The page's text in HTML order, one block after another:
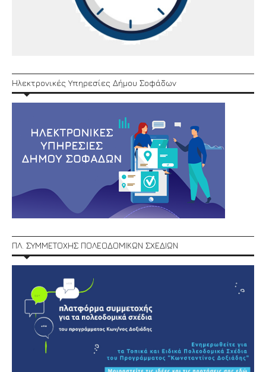
Ηλεκτρονικές Υπηρεσίες Δήμου Σοφάδων
ΠΛ. ΣΥΜΜΕΤΟΧΗΣ ΠΟΛΕΟΔΟΜΙΚΩΝ ΣΧΕΔΙΩΝ